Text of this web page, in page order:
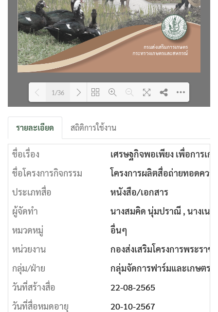
for:
Search
Please wait while flipbook is
FAQs and issues please refer to
DearFlip WordPress Flipbook
documentation.
DearFlip: Loading PDF 20% ...
1/36
รายละเอียด สถิติการใช้งาน
ชื่อเรื่อง
เศรษฐกิจพอเพียง เพื่อการเ
ชื่อโครงการกิจกรรม
โครงการผลิตสื่อถ่ายทอดควา
ประเภทสื่อ
หนังสือ/เอกสาร
ผู้จัดทำ
นางสมคิด นุ่มปราณี , นางเน
หมวดหมู่
อื่นๆ
หน่วยงาน
กองส่งเสริมโครงการพระรา
กลุ่ม/ฝ่าย
กลุ่มจัดการฟาร์มและเกษตรก
วันที่สร้างสื่อ
22-08-2565
วันที่สื่อหมดอายุ
20-10-2567